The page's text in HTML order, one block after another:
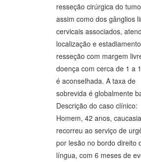
resseção cirúrgica do
assim como dos gânglios
cervicais associados,
localização e
resseção com margem
doença com cerca de 1 a
é aconselhada. A taxa de
sobrevida é globalmente
Descrição do caso clínico:
Homem, 42 anos,
recorreu ao serviço de
por lesão no bordo direito
língua, com 6 meses de